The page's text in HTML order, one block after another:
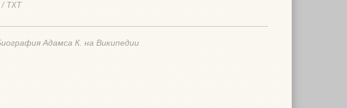
/ TXT
Адамса К. на Википедии